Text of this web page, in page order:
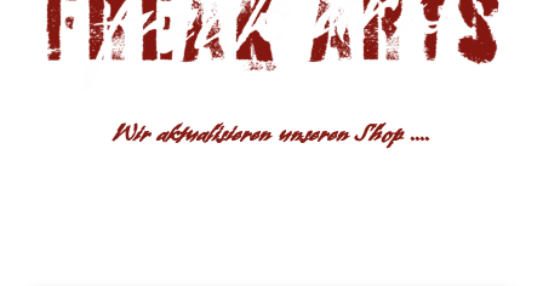
Wir aktualisieren unseren Shop ....